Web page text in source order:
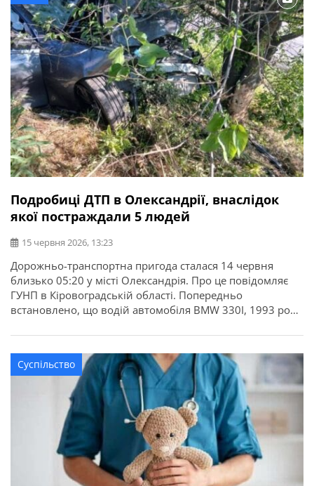
Подробиці ДТП в Олександрії, внаслідок
якої постраждали 5 людей
15 червня 2026, 13:23
Дорожньо-транспортна пригода сталася 14 червня
близько 05:20 у місті Олександрія. Про це повідомляє
ГУНП в Кіровоградській області. Попередньо
встановлено, що водій автомобіля BMW 330I, 1993 року
впорався з керуванням на заокругленні дороги, виїхав
за межі проїзної частини та допустив наїзд на дерево. У
результаті аварії тілесні ушкодження отримали водій
Суспільство